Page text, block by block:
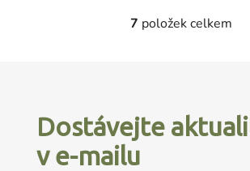
O
a
c
7 položek celkem
Dostávejte
v e-mailu